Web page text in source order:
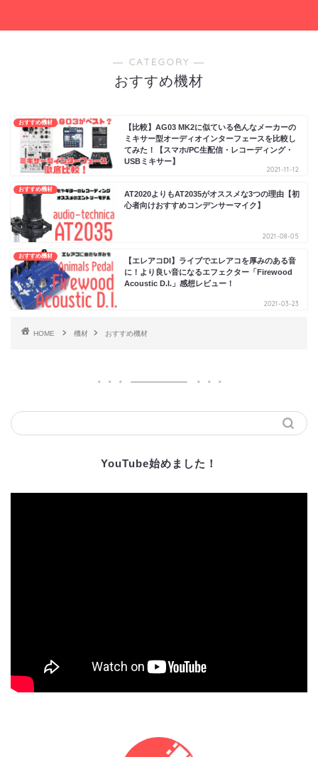
― CATEGORY ―
おすすめ機材
おすすめ機材
【比較】AG03 MK2に似ている色んなメーカーの
ミキサー型オーディオインターフェースを比較し
てみた！【スマホ/PC生配信・レコーディング・
USBミキサー】
2021-11-12
おすすめ機材
AT2020よりもAT2035がオススメな3つの理由【初
心者向けおすすめコンデンサーマイク】
2021-08-05
おすすめ機材
【エレアコDI】ライブでエレアコを厚みのある音
に！より良い音になるエフェクター「Firewood
Acoustic D.I.」感想レビュー！
2021-03-23
HOME 機材 おすすめ機材
YouTube始めました！